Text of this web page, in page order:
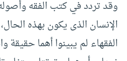
وقد تردد في كتب الفقه
الإنسان الذى يكون بهذه
الفقهاء لم يبينوا أهما